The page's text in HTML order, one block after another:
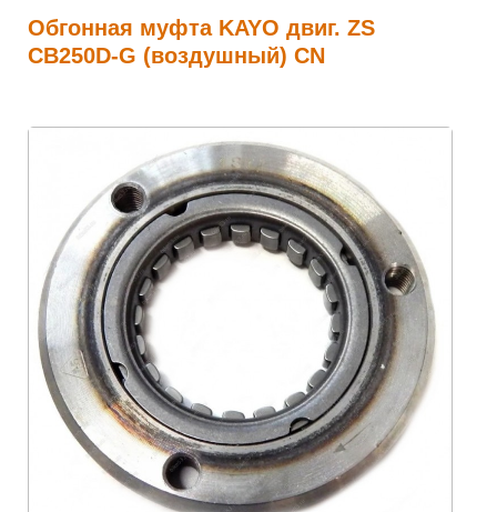
Обгонная муфта KAYO двиг. ZS
CB250D-G (воздушный) CN